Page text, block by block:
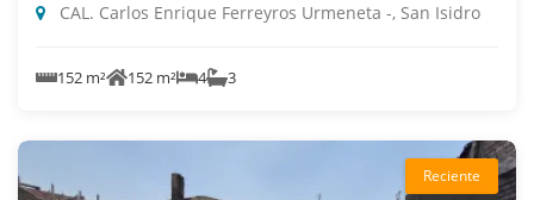
CAL. Carlos Enrique Ferreyros Urmeneta -, San Isidro
152 m² 152 m² 4 3
Reciente